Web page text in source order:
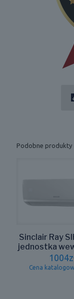
Podobne produkty
Sinclair Ray
jednostka
1004
Cena